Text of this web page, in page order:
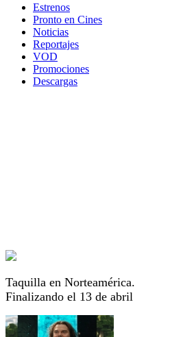
Estrenos
Pronto en Cines
Noticias
Reportajes
VOD
Promociones
Descargas
Taquilla en Norteamérica.
Finalizando el 13 de abril